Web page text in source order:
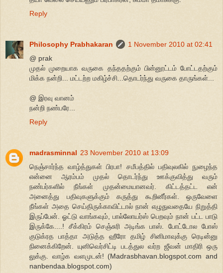
Reply
Philosophy Prabhakaran
1 November 2010 at 02:41
@ prak
முதல் முறையாக வருகை தந்ததற்கும் பின்னூட்டம் போட்டதற்கும்
மிக்க நன்றி... மட்டற்ற மகிழ்ச்சி...தொடர்ந்து வருகை தாருங்கள்...
@ இரவு வானம்
நன்றி நண்பரே...
Reply
madrasminnal 23 November 2010 at 13:09
நெஞ்சார்ந்த வாழ்த்துகள் பிரபா! சமீபத்தில் பதிவுலகில் நுழைந்த
என்னை ஆரம்பம் முதல் தொடர்ந்து ஊக்குவித்து வரும்
நண்பர்களில் நீங்கள் முதன்மையானவர். கிட்டத்தட்ட என்
அனைத்து பதிவுகளுக்கும் கருத்து கூறினீர்கள். ஒருவேளை
நீங்கள் அதை செய்திருக்காவிட்டால் நான் எழுதுவதையே நிறுத்தி
இருப்பேன். ஓட்டு வாங்கவும், பால்லோயர்ஸ் பெறவும் நான் பட்ட பாடு
இருக்கே....! சீக்கிரம் செஞ்சுரி அடிங்க பாஸ். போட்டோல போஸ்
குடுக்ரத பாத்தா அடுத்த ஹீரோ தமிழ் சினிமாவுக்கு ரெடின்னு
நினைக்கிறேன். யுனிவெர்சிட்டி படத்துல வர்ற ஜீவன் மாதிரி ஒரு
லுக்கு. வாழ்க வளமுடன்! (Madrasbhavan.blogspot.com and
nanbendaa.blogspot.com)